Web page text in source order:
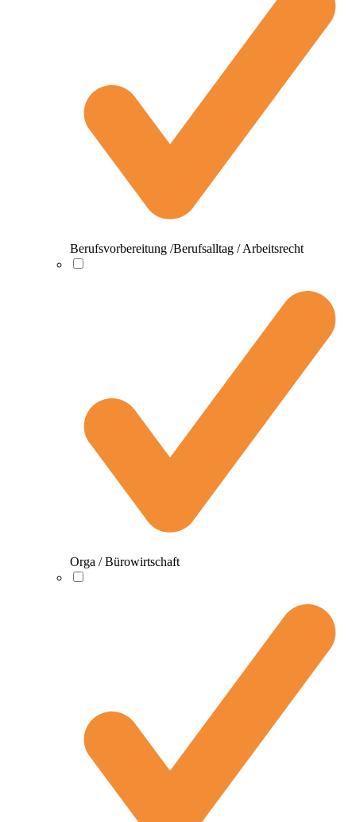
Berufsvorbereitung /Berufsalltag / Arbeitsrecht
Orga / Bürowirtschaft